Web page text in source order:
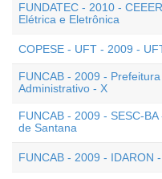
FUNDATEC - 2010 -
Elétrica e Eletrônica
COPESE - UFT - 2009 -
FUNCAB - 2009 -
Administrativo - X
FUNCAB - 2009 - SESC-
de Santana
FUNCAB - 2009 - IDARON